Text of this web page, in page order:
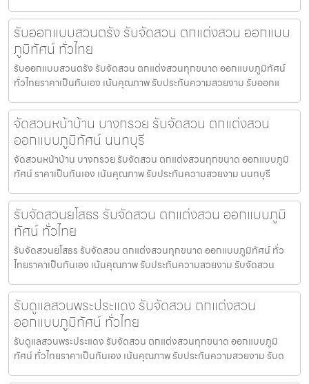
รับออกแบบสวนตรัง รับจัดสวน ตกแต่งสวน ออกแบบ
ภูมิทัศน์ ทั่วไทย
รับออกแบบสวนตรัง รับจัดสวน ตกแต่งสวนทุกขนาด ออกแบบภูมิทัศน์
ทั่วไทยราคาเป็นกันเอง เน้นคุณภาพ รับประกันความสวยงาม รับออกแ
จัดสวนหน้าบ้าน บางกรวย รับจัดสวน ตกแต่งสวน
ออกแบบภูมิทัศน์ นนทบุรี
จัดสวนหน้าบ้าน บางกรวย รับจัดสวน ตกแต่งสวนทุกขนาด ออกแบบภูมิ
ทัศน์ ราคาเป็นกันเอง เน้นคุณภาพ รับประกันความสวยงาม นนทบุรี
รับจัดสวนยโสธร รับจัดสวน ตกแต่งสวน ออกแบบภูมิ
ทัศน์ ทั่วไทย
รับจัดสวนยโสธร รับจัดสวน ตกแต่งสวนทุกขนาด ออกแบบภูมิทัศน์ ทั่ว
ไทยราคาเป็นกันเอง เน้นคุณภาพ รับประกันความสวยงาม รับจัดสวน
รับดูแลสวนพระประแดง รับจัดสวน ตกแต่งสวน
ออกแบบภูมิทัศน์ ทั่วไทย
รับดูแลสวนพระประแดง รับจัดสวน ตกแต่งสวนทุกขนาด ออกแบบภูมิ
ทัศน์ ทั่วไทยราคาเป็นกันเอง เน้นคุณภาพ รับประกันความสวยงาม รับด